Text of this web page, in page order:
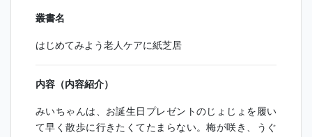
叢書名
はじめてみよう老人ケアに紙芝居
内容（内容紹介）
みいちゃんは、お誕生日プレゼントのじょじょを履い
て早く散歩に行きたくてたまらない。梅が咲き、うぐ